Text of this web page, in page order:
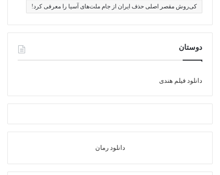
کی‌روش مقصر اصلی حذف ایران از جام ملت‌های آسیا را معرفی کرد!
دوستان
دانلود فیلم هندی
دانلود رمان